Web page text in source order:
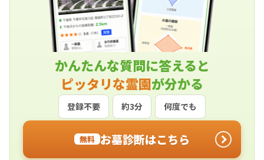
かんたんな質問に答えると
ピッタリな霊園が分かる
登録不要 約3分 何度でも
無料 お墓診断はこちら